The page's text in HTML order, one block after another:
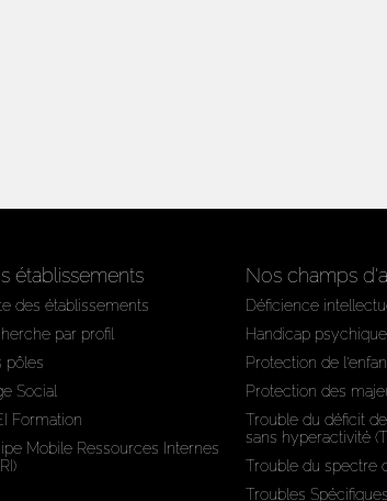
établissements
des établissements
par profil
pôles
Social
Formation
Mobile Ressources Internes
Nos champs
Déficience
Handicap psychique
Protection de
Protection des
Trouble du déficit
sans hyperactivité
Trouble du spectre
Troubles